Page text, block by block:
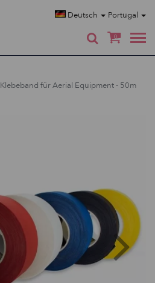
Deutsch Portugal
0
Klebeband für Aerial Equipment - 50m